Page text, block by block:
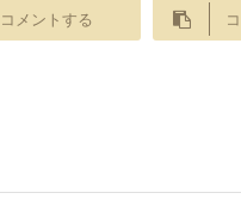
コメントする